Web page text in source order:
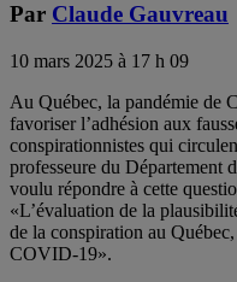
Par Claude Gauvreau
10 mars 2025 à 17 h 09
Au Québec, la pandémie de
favoriser l’adhésion aux
conspirationnistes qui
professeure du Département
voulu répondre à cette
«L’évaluation de la
de la conspiration au
COVID-19».